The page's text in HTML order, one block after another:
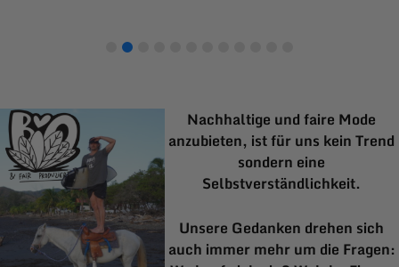
Nachhaltige und faire Mode
anzubieten, ist für uns kein Trend
sondern eine
Selbstverständlichkeit.
Unsere Gedanken drehen sich
auch immer mehr um die Fragen: